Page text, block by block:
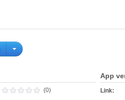
(0)
App
Link: